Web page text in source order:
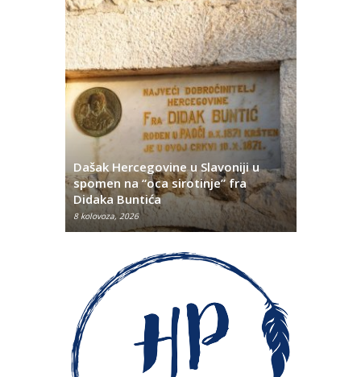
Dašak Hercegovine u Slavoniji u
spomen na “oca sirotinje” fra
Didaka Buntića
8 kolovoza, 2026